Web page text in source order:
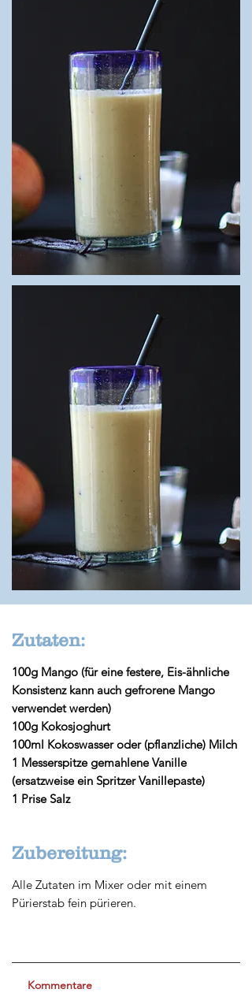
Zutaten:
100g Mango (für eine festere, Eis-ähnliche
Konsistenz kann auch gefrorene Mango
verwendet werden)
100g Kokosjoghurt
100ml Kokoswasser oder (pflanzliche) Milch
1 Messerspitze gemahlene Vanille
(ersatzweise ein Spritzer Vanillepaste)
1 Prise Salz
Zubereitung:
Alle Zutaten im Mixer oder mit einem
Pürierstab fein pürieren.
Kommentare